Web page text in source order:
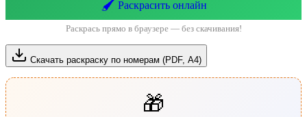
🖌️Раскрасить онлайн
Раскрась прямо в браузере — без скачивания!
Скачать раскраску по номерам (PDF, А4)
🎁